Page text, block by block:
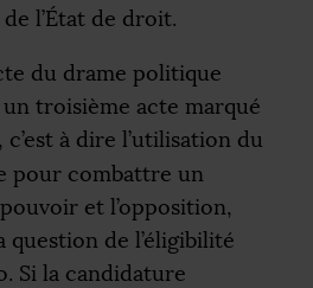
l’État de droit.
du drame politique
un troisième acte marqué
c’est à dire l’utilisation du
pour combattre un
et l’opposition,
question de l’éligibilité
Si la candidature